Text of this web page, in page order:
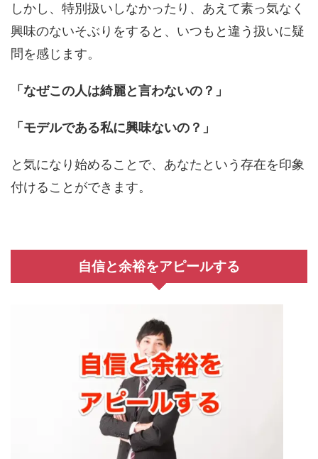
しかし、特別扱いしなかったり、あえて素っ気なく
興味のないそぶりをすると、いつもと違う扱いに疑
問を感じます。
「なぜこの人は綺麗と言わないの？」
「モデルである私に興味ないの？」
と気になり始めることで、あなたという存在を印象
付けることができます。
自信と余裕をアピールする